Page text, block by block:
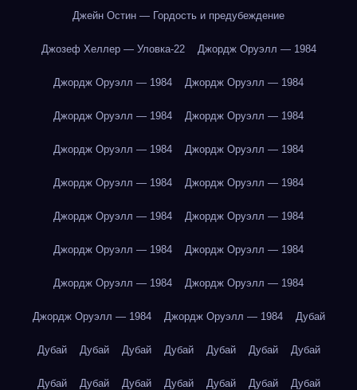
Джейн Остин — Гордость и предубеждение
Джозеф Хеллер — Уловка-22 Джордж Оруэлл — 1984
Джордж Оруэлл — 1984 Джордж Оруэлл — 1984
Джордж Оруэлл — 1984 Джордж Оруэлл — 1984
Джордж Оруэлл — 1984 Джордж Оруэлл — 1984
Джордж Оруэлл — 1984 Джордж Оруэлл — 1984
Джордж Оруэлл — 1984 Джордж Оруэлл — 1984
Джордж Оруэлл — 1984 Джордж Оруэлл — 1984
Джордж Оруэлл — 1984 Джордж Оруэлл — 1984
Джордж Оруэлл — 1984 Джордж Оруэлл — 1984 Дубай
Дубай Дубай Дубай Дубай Дубай Дубай Дубай
Дубай Дубай Дубай Дубай Дубай Дубай Дубай